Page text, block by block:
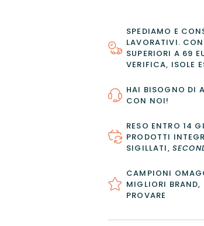
SPEDIAMO E
LAVORATIVI.
SUPERIORI A 69
VERIFICA, ISOLE
HAI BISOGNO DI
CON NOI!
RESO ENTRO 14
PRODOTTI
SIGILLATI,
CAMPIONI
MIGLIORI
PROVARE